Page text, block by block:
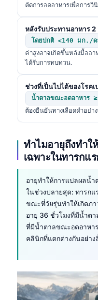
ตัดการอดอาหารเพื่อการวิ
หลังรับประทานอาหาร 2
โดยปกติ <140 มก./ด
ค่าสูงอาจเกิดขึ้นหลังมื้ออ
ได้รับการทบทวน.
ช่วงที่เป็นไปได้ของโรค
น้ำตาลขณะอดอาหา
ต้องยืนยันทางเลือดดำอย่
ทำไมอายุถึงทำใ
เฉพาะในทารกแ
อายุทำให้การแปลผลน้ำ
ในช่วงปลายสุด: ทารกแ
ขณะที่วัยรุ่นทำให้เกิดภ
อายุ 36 ชั่วโมงที่มีน้ำต
ที่มีน้ำตาลขณะอดอาหาร
คลินิกที่แตกต่างกันอย่าง